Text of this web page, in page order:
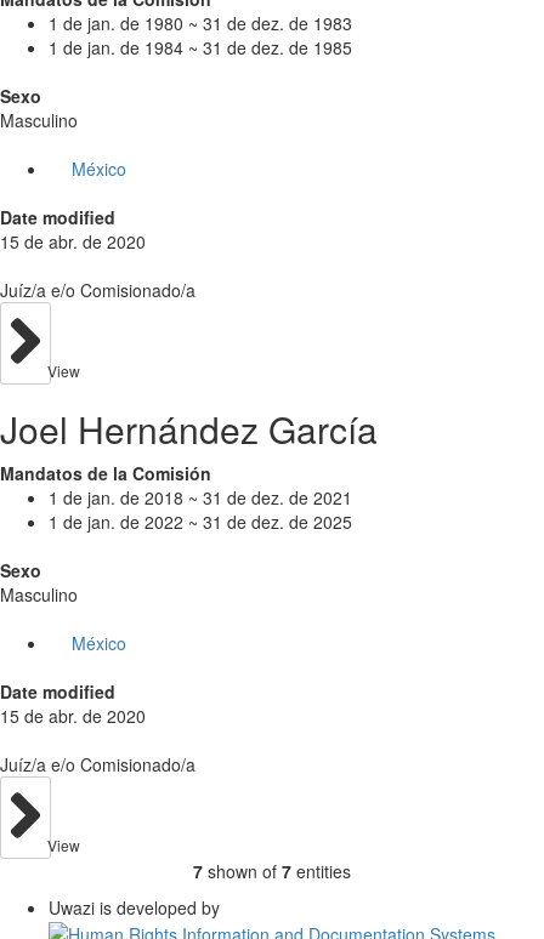
1 de jan. de 1980 ~ 31 de dez. de 1983
1 de jan. de 1984 ~ 31 de dez. de 1985
Sexo
Masculino
México
Date modified
15 de abr. de 2020
Juíz/a e/o Comisionado/a
View
Joel Hernández García
Mandatos de la Comisión
1 de jan. de 2018 ~ 31 de dez. de 2021
1 de jan. de 2022 ~ 31 de dez. de 2025
Sexo
Masculino
México
Date modified
15 de abr. de 2020
Juíz/a e/o Comisionado/a
View
7 shown of 7 entities
Uwazi is developed by